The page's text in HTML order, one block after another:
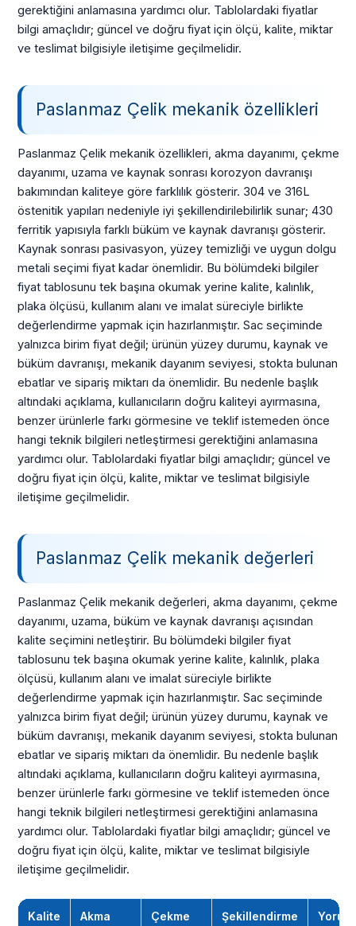
gerektiğini anlamasına yardımcı olur. Tablolardaki fiyatlar
bilgi amaçlıdır; güncel ve doğru fiyat için ölçü, kalite, miktar
ve teslimat bilgisiyle iletişime geçilmelidir.
Paslanmaz Çelik mekanik özellikleri
Paslanmaz Çelik mekanik özellikleri, akma dayanımı, çekme
dayanımı, uzama ve kaynak sonrası korozyon davranışı
bakımından kaliteye göre farklılık gösterir. 304 ve 316L
östenitik yapıları nedeniyle iyi şekillendirilebilirlik sunar; 430
ferritik yapısıyla farklı büküm ve kaynak davranışı gösterir.
Kaynak sonrası pasivasyon, yüzey temizliği ve uygun dolgu
metali seçimi fiyat kadar önemlidir. Bu bölümdeki bilgiler
fiyat tablosunu tek başına okumak yerine kalite, kalınlık,
plaka ölçüsü, kullanım alanı ve imalat süreciyle birlikte
değerlendirme yapmak için hazırlanmıştır. Sac seçiminde
yalnızca birim fiyat değil; ürünün yüzey durumu, kaynak ve
büküm davranışı, mekanik dayanım seviyesi, stokta bulunan
ebatlar ve sipariş miktarı da önemlidir. Bu nedenle başlık
altındaki açıklama, kullanıcıların doğru kaliteyi ayırmasına,
benzer ürünlerle farkı görmesine ve teklif istemeden önce
hangi teknik bilgileri netleştirmesi gerektiğini anlamasına
yardımcı olur. Tablolardaki fiyatlar bilgi amaçlıdır; güncel ve
doğru fiyat için ölçü, kalite, miktar ve teslimat bilgisiyle
iletişime geçilmelidir.
Paslanmaz Çelik mekanik değerleri
Paslanmaz Çelik mekanik değerleri, akma dayanımı, çekme
dayanımı, uzama, büküm ve kaynak davranışı açısından
kalite seçimini netleştirir. Bu bölümdeki bilgiler fiyat
tablosunu tek başına okumak yerine kalite, kalınlık, plaka
ölçüsü, kullanım alanı ve imalat süreciyle birlikte
değerlendirme yapmak için hazırlanmıştır. Sac seçiminde
yalnızca birim fiyat değil; ürünün yüzey durumu, kaynak ve
büküm davranışı, mekanik dayanım seviyesi, stokta bulunan
ebatlar ve sipariş miktarı da önemlidir. Bu nedenle başlık
altındaki açıklama, kullanıcıların doğru kaliteyi ayırmasına,
benzer ürünlerle farkı görmesine ve teklif istemeden önce
hangi teknik bilgileri netleştirmesi gerektiğini anlamasına
yardımcı olur. Tablolardaki fiyatlar bilgi amaçlıdır; güncel ve
doğru fiyat için ölçü, kalite, miktar ve teslimat bilgisiyle
iletişime geçilmelidir.
Kalite
Akma
Çekme
Şekillendirme Yorum